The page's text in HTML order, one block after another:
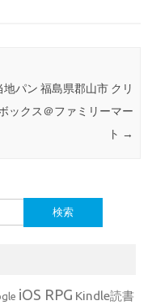
地パン 福島県郡山市 クリ
ックス＠ファミリーマー
ト →
iOS RPG Kindle読書